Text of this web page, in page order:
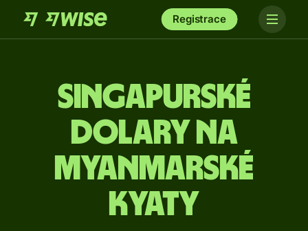
Registrace
Singapurské
dolary na
myanmarské
kyaty